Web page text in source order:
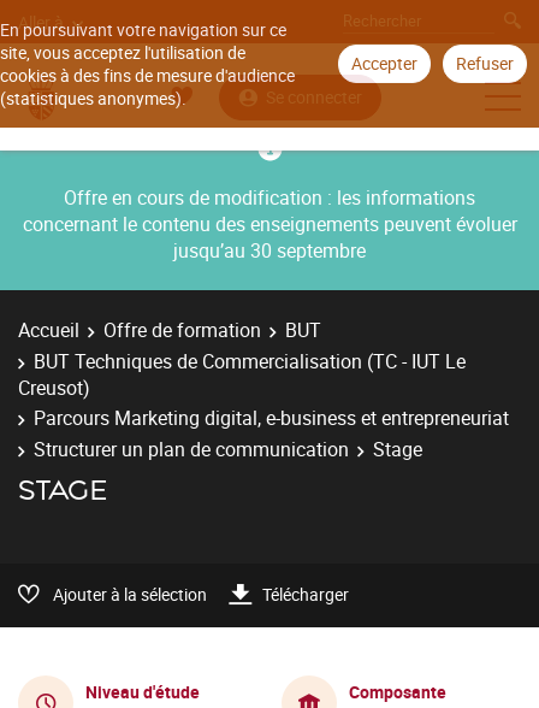
En poursuivant votre navigation sur ce
site, vous acceptez l'utilisation de
cookies à des fins de mesure d'audience
(statistiques anonymes).
Accepter Refuser
Aller à
Se connecter
Offre en cours de modification : les informations
concernant le contenu des enseignements peuvent évoluer
jusqu’au 30 septembre
Accueil Offre de formation
BUT
BUT Techniques de Commercialisation (TC - IUT Le
Creusot)
Parcours Marketing digital, e-business et entrepreneuriat
Structurer un plan de communication
Stage
STAGE
Ajouter à la sélection Télécharger
Niveau d'étude
Composante